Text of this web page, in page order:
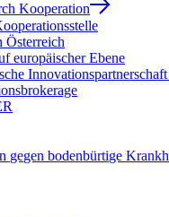
Kooperation
europäischer Ebene
gegen bodenbürtige